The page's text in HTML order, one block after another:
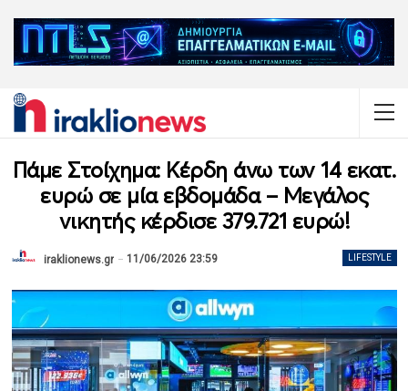
Πάμε Στοίχημα: Κέρδη άνω των 14 εκατ.
ευρώ σε μία εβδομάδα – Μεγάλος
νικητής κέρδισε 379.721 ευρώ!
LIFESTYLE
iraklionews.gr 11/06/2026 23:59